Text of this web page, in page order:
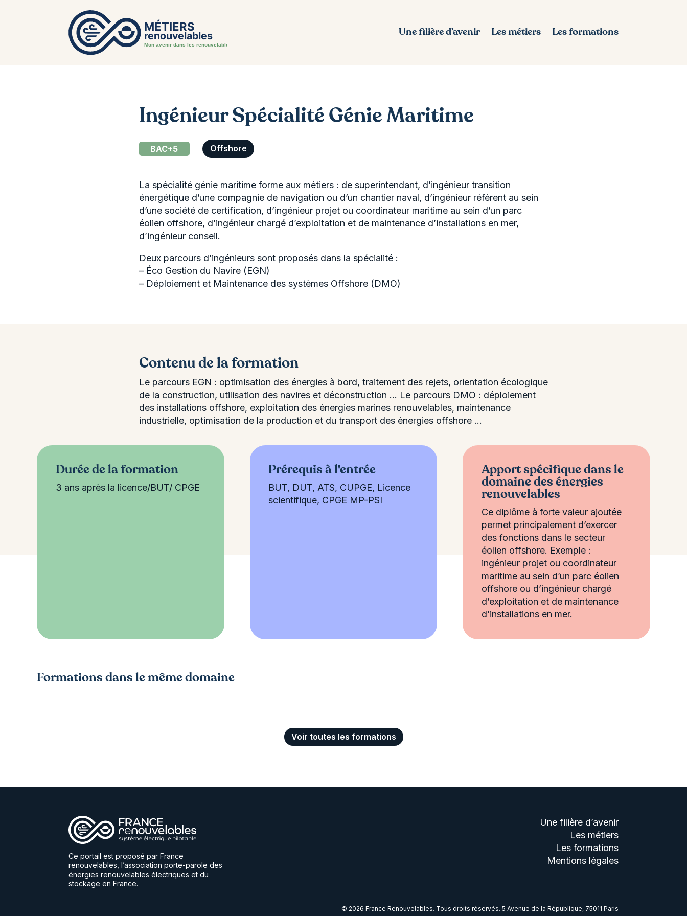
Une filière d’avenir Les métiers Les formations
Ingénieur Spécialité Génie Maritime
BAC+5 Offshore
La spécialité génie maritime forme aux métiers : de superintendant, d’ingénieur transition
énergétique d’une compagnie de navigation ou d’un chantier naval, d’ingénieur référent au sein
d’une société de certification, d’ingénieur projet ou coordinateur maritime au sein d’un parc
éolien offshore, d’ingénieur chargé d’exploitation et de maintenance d’installations en mer,
d’ingénieur conseil.
Deux parcours d’ingénieurs sont proposés dans la spécialité :
– Éco Gestion du Navire (EGN)
– Déploiement et Maintenance des systèmes Offshore (DMO)
Contenu de la formation
Le parcours EGN : optimisation des énergies à bord, traitement des rejets, orientation écologique
de la construction, utilisation des navires et déconstruction ... Le parcours DMO : déploiement
des installations offshore, exploitation des énergies marines renouvelables, maintenance
industrielle, optimisation de la production et du transport des énergies offshore ...
Durée de la formation
3 ans après la licence/BUT/ CPGE
Prérequis à l'entrée
BUT, DUT, ATS, CUPGE, Licence
scientifique, CPGE MP-PSI
Apport spécifique dans le
domaine des énergies
renouvelables
Ce diplôme à forte valeur ajoutée
permet principalement d’exercer
des fonctions dans le secteur
éolien offshore. Exemple :
ingénieur projet ou coordinateur
maritime au sein d’un parc éolien
offshore ou d’ingénieur chargé
d’exploitation et de maintenance
d’installations en mer.
Formations dans le même domaine
Voir toutes les formations
Ce portail est proposé par France
renouvelables, l’association porte-parole des
énergies renouvelables électriques et du
stockage en France.
Une filière d’avenir
Les métiers
Les formations
Mentions légales
© 2026 France Renouvelables. Tous droits réservés. 5 Avenue de la République, 75011 Paris